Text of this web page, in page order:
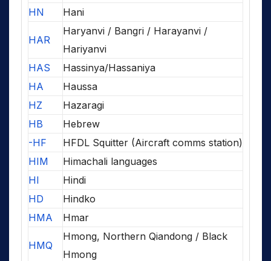
HN
Hani
HAR
Haryanvi / Bangri / Harayanvi /
Hariyanvi
HAS
Hassinya/Hassaniya
HA
Haussa
HZ
Hazaragi
HB
Hebrew
-HF
HFDL Squitter (Aircraft comms station)
HIM
Himachali languages
HI
Hindi
HD
Hindko
HMA
Hmar
HMQ
Hmong, Northern Qiandong / Black
Hmong